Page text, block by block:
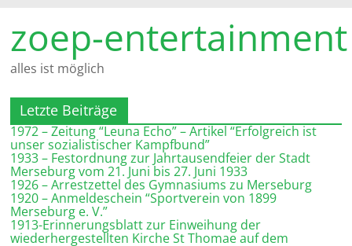
Inhalt
springen
zoep-entertainment
alles ist möglich
Letzte Beiträge
1972 – Zeitung “Leuna Echo” – Artikel “Erfolgreich ist
unser sozialistischer Kampfbund”
1933 – Festordnung zur Jahrtausendfeier der Stadt
Merseburg vom 21. Juni bis 27. Juni 1933
1926 – Arrestzettel des Gymnasiums zu Merseburg
1920 – Anmeldeschein “Sportverein von 1899
Merseburg e. V.”
1913-Erinnerungsblatt zur Einweihung der
wiederhergestellten Kirche St Thomae auf dem